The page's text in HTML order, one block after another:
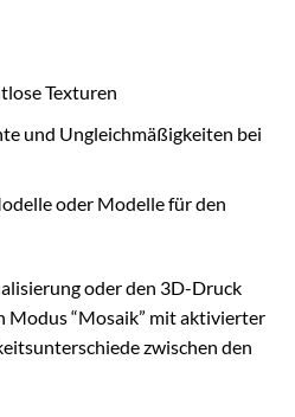
Texturen
und Ungleichmäßigkeiten bei
oder Modelle für den
oder den 3D-Druck
Modus “Mosaik” mit aktivierter
zwischen den